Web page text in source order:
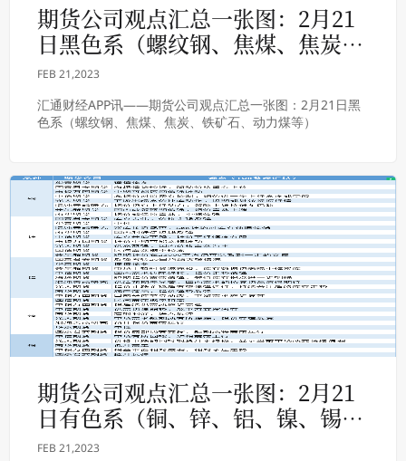
期货公司观点汇总一张图：2月21
日黑色系（螺纹钢、焦煤、焦炭、
铁矿石、动力煤等）
FEB 21,2023
汇通财经APP讯——期货公司观点汇总一张图：2月21日黑
色系（螺纹钢、焦煤、焦炭、铁矿石、动力煤等）
期货公司观点汇总一张图：2月21
日有色系（铜、锌、铝、镍、锡
等）
FEB 21,2023